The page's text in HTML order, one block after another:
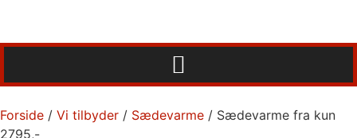
Forside / Vi tilbyder / Sædevarme / Sædevarme fra kun
2795,-